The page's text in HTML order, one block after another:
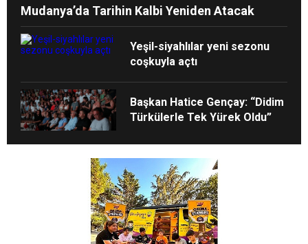
Mudanya’da Tarihin Kalbi Yeniden Atacak
Yeşil-siyahlılar yeni sezonu
coşkuyla açtı
Başkan Hatice Gençay: “Didim
Türkülerle Tek Yürek Oldu”